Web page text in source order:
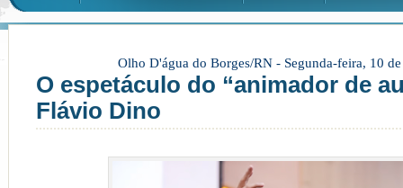
Olho D'água do Borges/RN - Segunda-feira, 10
O espetáculo do “animador de
Flávio Dino